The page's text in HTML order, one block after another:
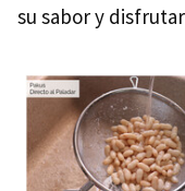
su sabor y